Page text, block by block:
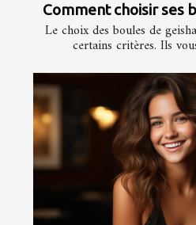
Comment choisir ses
Le choix des boules de
certains critères. Ils